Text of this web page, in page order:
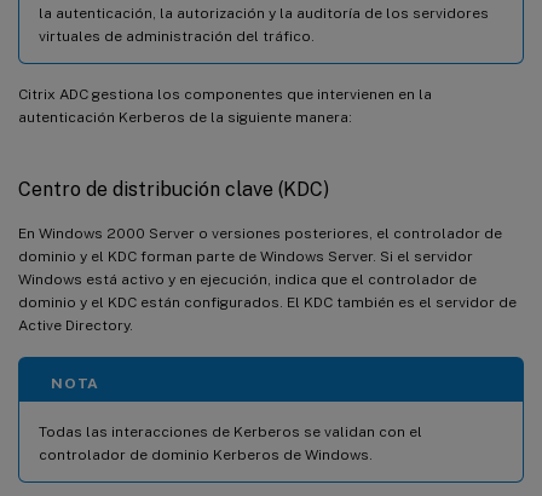
la autenticación, la autorización y la auditoría de los servidores
virtuales de administración del tráfico.
Citrix ADC gestiona los componentes que intervienen en la
autenticación Kerberos de la siguiente manera:
Centro de distribución clave (KDC)
En Windows 2000 Server o versiones posteriores, el controlador de
dominio y el KDC forman parte de Windows Server. Si el servidor
Windows está activo y en ejecución, indica que el controlador de
dominio y el KDC están configurados. El KDC también es el servidor de
Active Directory.
NOTA
Todas las interacciones de Kerberos se validan con el
controlador de dominio Kerberos de Windows.